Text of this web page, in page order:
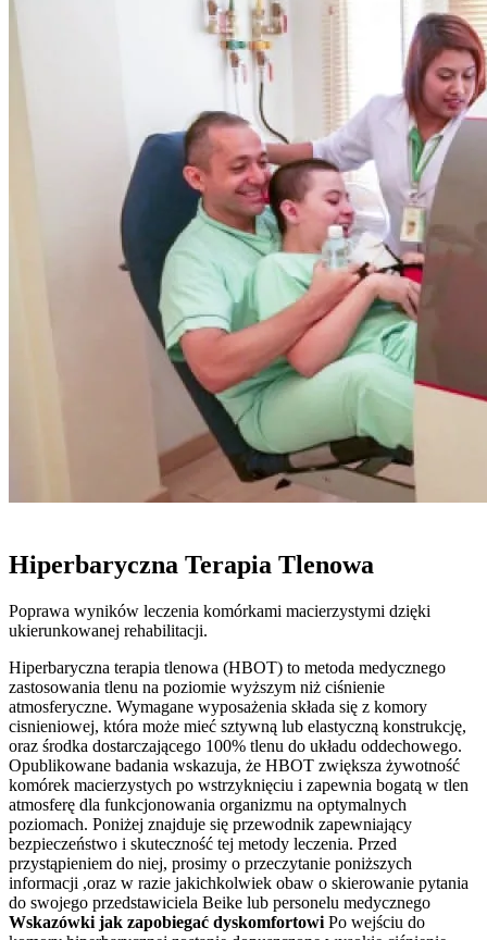
Hiperbaryczna Terapia Tlenowa
Poprawa wyników leczenia komórkami macierzystymi dzięki
ukierunkowanej rehabilitacji.
Hiperbaryczna terapia tlenowa (HBOT) to metoda medycznego
zastosowania tlenu na poziomie wyższym niż ciśnienie
atmosferyczne. Wymagane wyposażenia składa się z komory
cisnieniowej, która może mieć sztywną lub elastyczną konstrukcję,
oraz środka dostarczającego 100% tlenu do układu oddechowego.
Opublikowane badania wskazuja, że HBOT zwiększa żywotność
komórek macierzystych po wstrzyknięciu i zapewnia bogatą w tlen
atmosferę dla funkcjonowania organizmu na optymalnych
poziomach. Poniżej znajduje się przewodnik zapewniający
bezpieczeństwo i skuteczność tej metody leczenia. Przed
przystąpieniem do niej, prosimy o przeczytanie poniższych
informacji ,oraz w razie jakichkolwiek obaw o skierowanie pytania
do swojego przedstawiciela Beike lub personelu medycznego
Wskazówki jak zapobiegać dyskomfortowi Po wejściu do